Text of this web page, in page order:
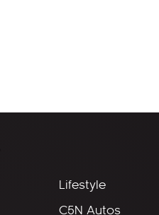
Lifestyle
C5N Autos